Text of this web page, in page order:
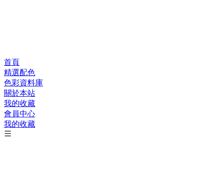
首頁
精選配色
色彩資料庫
關於本站
我的收藏
會員中心
我的收藏